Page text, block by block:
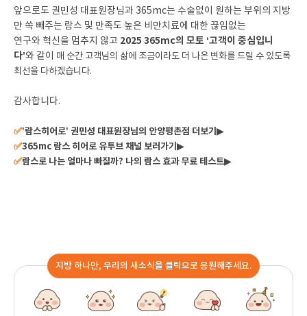
앞으로도 권민성 대표원장님과 365mc는 수술없이 원하는 부위의 지방
만 쏙 빼주는 람스 및 만족도 높은 비만치료에 대한 끊임없는
연구와 혁신을 멈추지 않고 2025 365mc의 모토 ‘고객이 중심입니
다’와 같이 매 순간 고객님의 삶에 조금이라도 더 나은 변화를 드릴 수 있도록
최선을 다하겠습니다.
감사합니다.
✅’람스히어로’ 권민성 대표원장님의 안양평촌점 더보기▶
✅365mc 람스 히어로 유투브 채널 보러가기▶
✅람스로 나는 얼마나 빠질까? 나의 람스 효과 무료 테스트▶
지방 하나만, 우리의 새소식을 클릭으로 응원해주세요.